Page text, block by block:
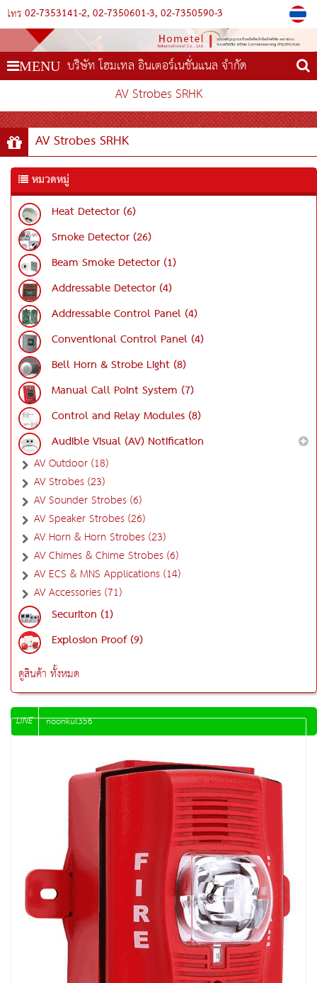
โทร 02-7353141-2 02-7350601-3 02-7350590-3
MENU บริษัท โฮมเทล อินเตอร์เนชั่นแนล จำกัด
AV Strobes SRHK
AV Strobes SRHK
หมวดหมู่
Heat Detector (6)
Smoke Detector (26)
Beam Smoke Detector (1)
Addressable Detector (4)
Addressable Control Panel (4)
Conventional Control Panel (4)
Bell Horn & Strobe Light (8)
Manual Call Point System (7)
Control and Relay Modules (8)
Audible Visual (AV) Notification
AV Outdoor (18)
AV Strobes (23)
AV Sounder Strobes (6)
AV Speaker Strobes (26)
AV Horn & Horn Strobes (23)
AV Chimes & Chime Strobes (6)
AV ECS & MNS Applications (14)
AV Accessories (71)
Securiton (1)
Explosion Proof (9)
ดูสินค้า ทั้งหมด
LINE noonkul356